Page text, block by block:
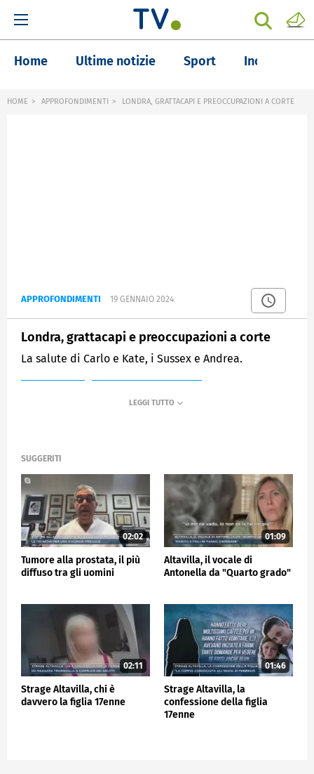
Home Ultime notizie Sport Inchieste
HOME APPROFONDIMENTI LONDRA, GRATTACAPI E PREOCCUPAZIONI A CORTE
APPROFONDIMENTI 19 GENNAIO 2024
Londra, grattacapi e preoccupazioni a corte
La salute di Carlo e Kate, i Sussex e Andrea.
SUGGERITI
02:02
Tumore alla prostata, il più
diffuso tra gli uomini
01:09
Altavilla, il vocale di
Antonella da "Quarto grado"
02:11
Strage Altavilla, chi è
davvero la figlia 17enne
01:46
Strage Altavilla, la
confessione della figlia
17enne